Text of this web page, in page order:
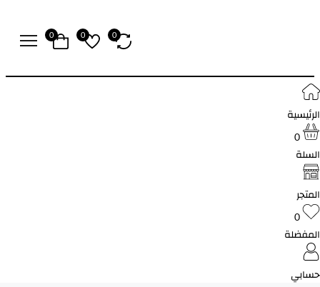
0
0
0
الرئيسية
0
السلة
المتجر
0
المفضلة
حسابي